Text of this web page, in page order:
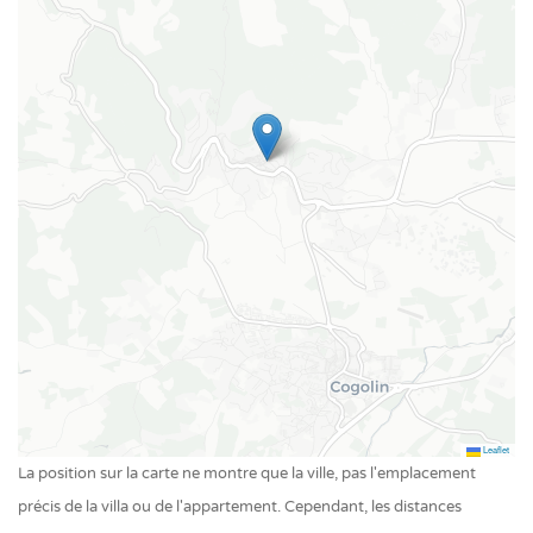
Piscine au sel
Piscine privée extérieur
Leaflet
La position sur la carte ne montre que la ville, pas l'emplacement
précis de la villa ou de l'appartement. Cependant, les distances